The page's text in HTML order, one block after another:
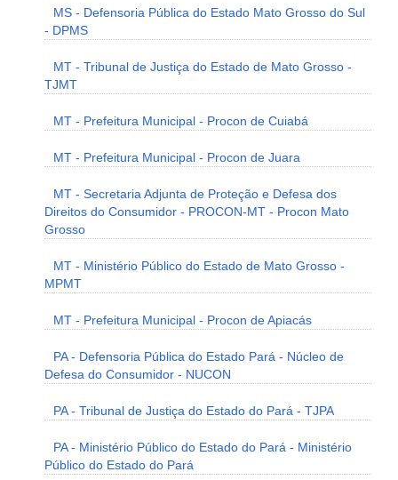
MS - Defensoria Pública do Estado Mato Grosso do Sul
- DPMS
MT - Tribunal de Justiça do Estado de Mato Grosso -
TJMT
MT - Prefeitura Municipal - Procon de Cuiabá
MT - Prefeitura Municipal - Procon de Juara
MT - Secretaria Adjunta de Proteção e Defesa dos
Direitos do Consumidor - PROCON-MT - Procon Mato
Grosso
MT - Ministério Público do Estado de Mato Grosso -
MPMT
MT - Prefeitura Municipal - Procon de Apiacás
PA - Defensoria Pública do Estado Pará - Núcleo de
Defesa do Consumidor - NUCON
PA - Tribunal de Justiça do Estado do Pará - TJPA
PA - Ministério Público do Estado do Pará - Ministério
Público do Estado do Pará